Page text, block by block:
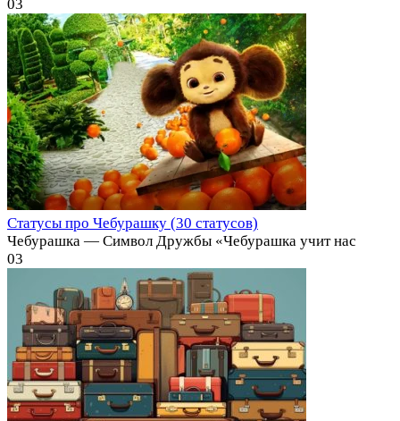
03
Статусы про Чебурашку (30 статусов)
Чебурашка — Символ Дружбы «Чебурашка учит нас
03